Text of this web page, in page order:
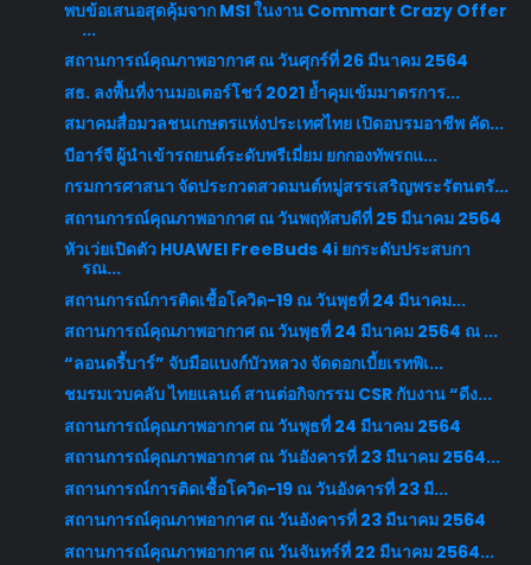
พบข้อเสนอสุดคุ้มจาก MSI ในงาน Commart Crazy Offer
...
สถานการณ์คุณภาพอากาศ ณ วันศุกร์ที่ 26 มีนาคม 2564
สธ. ลงพื้นที่งานมอเตอร์โชว์ 2021 ย้ำคุมเข้มมาตรการ...
สมาคมสื่อมวลชนเกษตรแห่งประเทศไทย เปิดอบรมอาชีพ คัด...
บีอาร์จี ผู้นำเข้ารถยนต์ระดับพรีเมี่ยม ยกกองทัพรถแ...
กรมการศาสนา จัดประกวดสวดมนต์หมู่สรรเสริญพระรัตนตรั...
สถานการณ์คุณภาพอากาศ ณ วันพฤหัสบดีที่ 25 มีนาคม 2564
หัวเว่ยเปิดตัว HUAWEI FreeBuds 4i ยกระดับประสบกา
รณ...
สถานการณ์การติดเชื้อโควิด-19 ณ วันพุธที่ 24 มีนาคม...
สถานการณ์คุณภาพอากาศ ณ วันพุธที่ 24 มีนาคม 2564 ณ ...
“ลอนดรี้บาร์” จับมือแบงก์บัวหลวง จัดดอกเบี้ยเรทพิเ...
ชมรมเวบคลับ ไทยแลนด์ สานต่อกิจกรรม CSR กับงาน “ดีง...
สถานการณ์คุณภาพอากาศ ณ วันพุธที่ 24 มีนาคม 2564
สถานการณ์คุณภาพอากาศ ณ วันอังคารที่ 23 มีนาคม 2564...
สถานการณ์การติดเชื้อโควิด-19 ณ วันอังคารที่ 23 มี...
สถานการณ์คุณภาพอากาศ ณ วันอังคารที่ 23 มีนาคม 2564
สถานการณ์คุณภาพอากาศ ณ วันจันทร์ที่ 22 มีนาคม 2564...